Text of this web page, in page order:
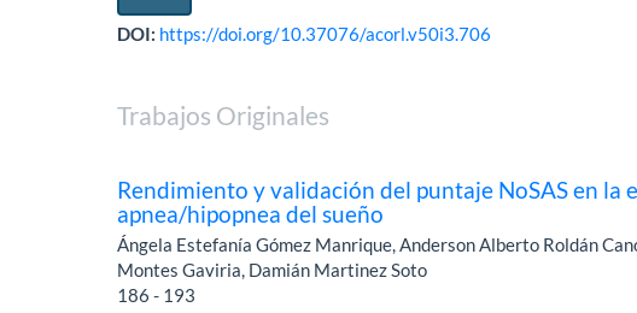
DOI: https://doi.org/10.37076/acorl.v50i3.706
Trabajos Originales
Rendimiento y validación del puntaje NoSAS en
apnea/hipopnea del sueño
Ángela Estefanía Gómez Manrique, Anderson Alberto Roldán
Montes Gaviria, Damián Martinez Soto
186 - 193